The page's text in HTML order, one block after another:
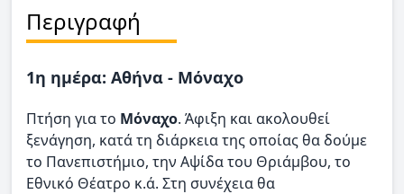
Περιγραφή
1η ημέρα: Αθήνα - Μόναχο
Πτήση για το Μόναχο. Άφιξη και ακολουθεί
ξενάγηση, κατά τη διάρκεια της οποίας θα δούμε
το Πανεπιστήμιο, την Αψίδα του Θριάμβου, το
Εθνικό Θέατρο κ.ά. Στη συνέχεια θα